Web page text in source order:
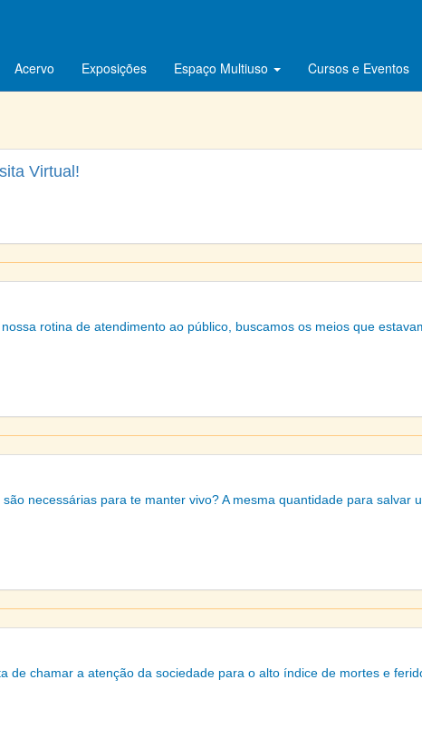
Acervo Exposições Espaço Multiuso Cursos e Eventos
Virtual!
rotina de atendimento ao público, buscamos os meios que
necessárias para te manter vivo? A mesma quantidade para
de chamar a atenção da sociedade para o alto índice de mortes e